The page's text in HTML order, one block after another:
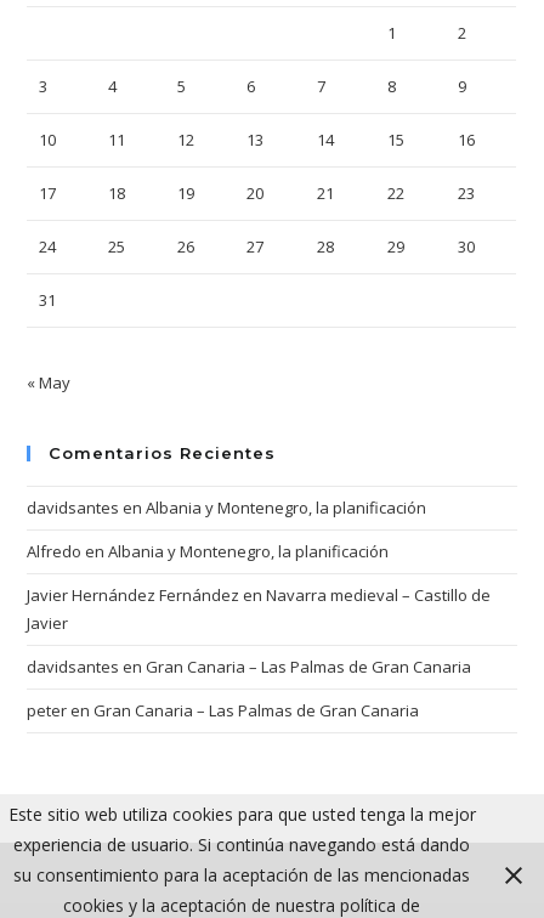
1 2
3 4 5 6 7 8 9
10 11 12 13 14 15 16
17 18 19 20 21 22 23
24 25 26 27 28 29 30
31
« May
Comentarios Recientes
davidsantes enAlbania y Montenegro, la planificación
Alfredo enAlbania y Montenegro, la planificación
Javier Hernández Fernández enNavarra medieval – Castillo de
Javier
davidsantes enGran Canaria – Las Palmas de Gran Canaria
peterenGran Canaria – Las Palmas de Gran Canaria
Este sitio web utiliza cookies para que usted tenga la mejor
experiencia de usuario. Si continúa navegando está dando
su consentimiento para la aceptación de las mencionadas
cookies y la aceptación de nuestra política de